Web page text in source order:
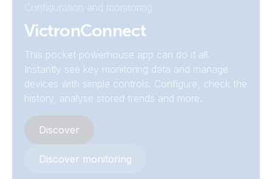
(top)
Certificate IEC 60335-1&2 - Blue Smart IP67 Charger
Certificate Ignition Protection SAE J1171 - Blue Smart IP67
Charger
Certificate of Compliance, UL 1236 and CSA C22.2, Smart
IP65 and IP67 chargers
Charger
Configuration and monitoring
VictronConnect
This pocket powerhouse app can do it all.
Instantly see key monitoring data and manage
devices with simple controls. Configure, check the
history, analyse stored trends and more.
Discover
Discover monitoring